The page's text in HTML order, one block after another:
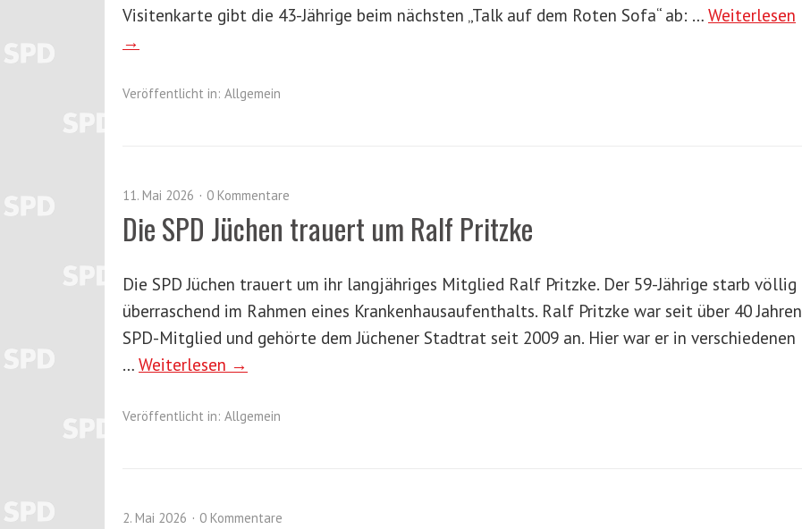
Visitenkarte gibt die 43-Jährige beim nächsten „Talk auf dem Roten Sofa“ ab: … Weiterlesen
→
Veröffentlicht in: Allgemein
11. Mai 2026 0 Kommentare
Die SPD Jüchen trauert um Ralf Pritzke
Die SPD Jüchen trauert um ihr langjähriges Mitglied Ralf Pritzke. Der 59-Jährige starb völlig
überraschend im Rahmen eines Krankenhausaufenthalts. Ralf Pritzke war seit über 40 Jahren
SPD-Mitglied und gehörte dem Jüchener Stadtrat seit 2009 an. Hier war er in verschiedenen
… Weiterlesen →
Veröffentlicht in: Allgemein
2. Mai 2026 0 Kommentare